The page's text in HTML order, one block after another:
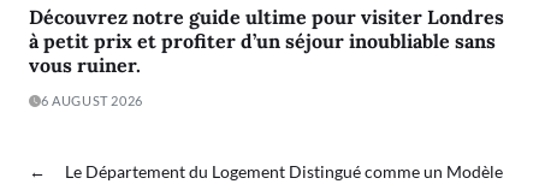
Découvrez notre guide ultime pour visiter Londres
à petit prix et profiter d’un séjour inoubliable sans
vous ruiner.
6 AUGUST 2026
←
Le Département du Logement Distingué comme un Modèle